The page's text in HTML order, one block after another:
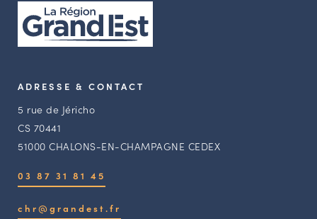
ADRESSE & CONTACT
5 rue de Jéricho
CS 70441
51000 CHALONS-EN-CHAMPAGNE CEDEX
03 87 31 81 45
chr@grandest.fr